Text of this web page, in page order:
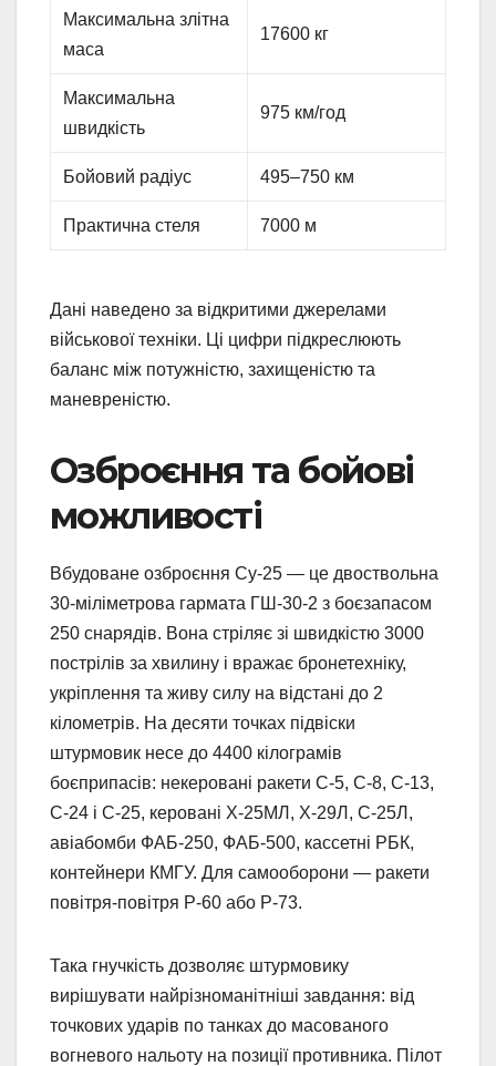
Максимальна злітна
маса
17600 кг
Максимальна
швидкість
975 км/год
Бойовий радіус 495–750 км
Практична стеля 7000 м
Дані наведено за відкритими джерелами
військової техніки. Ці цифри підкреслюють
баланс між потужністю, захищеністю та
маневреністю.
Озброєння та бойові
можливості
Вбудоване озброєння Су-25 — це двоствольна
30-міліметрова гармата ГШ-30-2 з боєзапасом
250 снарядів. Вона стріляє зі швидкістю 3000
пострілів за хвилину і вражає бронетехніку,
укріплення та живу силу на відстані до 2
кілометрів. На десяти точках підвіски
штурмовик несе до 4400 кілограмів
боєприпасів: некеровані ракети С-5, С-8, С-13,
С-24 і С-25, керовані Х-25МЛ, Х-29Л, С-25Л,
авіабомби ФАБ-250, ФАБ-500, кассетні РБК,
контейнери КМГУ. Для самооборони — ракети
повітря-повітря Р-60 або Р-73.
Така гнучкість дозволяє штурмовику
вирішувати найрізноманітніші завдання: від
точкових ударів по танках до масованого
вогневого нальоту на позиції противника. Пілот